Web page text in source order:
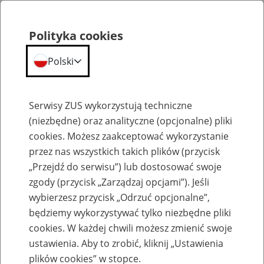
Emerytury
Baza zlikwidowanych lub
przekształconych zakładów pracy
Polityka cookies
Polski
Serwisy ZUS wykorzystują techniczne
(niezbędne) oraz analityczne (opcjonalne) pliki
cookies. Możesz zaakceptować wykorzystanie
przez nas wszystkich takich plików (przycisk
„Przejdź do serwisu”) lub dostosować swoje
zgody (przycisk „Zarządzaj opcjami”). Jeśli
wybierzesz przycisk „Odrzuć opcjonalne”,
będziemy wykorzystywać tylko niezbędne pliki
cookies. W każdej chwili możesz zmienić swoje
ustawienia. Aby to zrobić, kliknij „Ustawienia
plików cookies” w stopce.